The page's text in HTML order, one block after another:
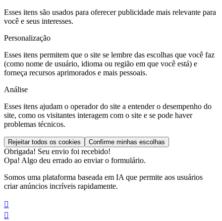
Esses itens são usados para oferecer publicidade mais relevante para
você e seus interesses.
Personalização
Esses itens permitem que o site se lembre das escolhas que você faz
(como nome de usuário, idioma ou região em que você está) e
forneça recursos aprimorados e mais pessoais.
Análise
Esses itens ajudam o operador do site a entender o desempenho do
site, como os visitantes interagem com o site e se pode haver
problemas técnicos.
Obrigada! Seu envio foi recebido!
Opa! Algo deu errado ao enviar o formulário.
Somos uma plataforma baseada em IA que permite aos usuários
criar anúncios incríveis rapidamente.

